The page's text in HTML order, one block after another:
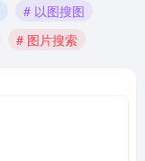
# 以图搜图
# 图片搜索